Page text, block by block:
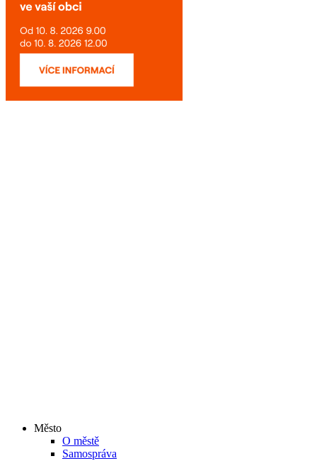
Město
O městě
Samospráva